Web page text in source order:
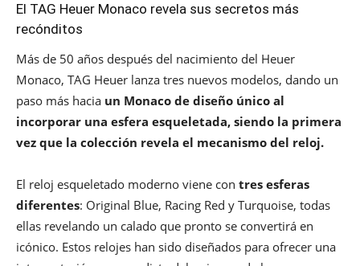
El TAG Heuer Monaco revela sus secretos más
recónditos
Más de 50 años después del nacimiento del Heuer
Monaco, TAG Heuer lanza tres nuevos modelos, dando un
paso más hacia un Monaco de diseño único al
incorporar una esfera esqueletada, siendo la primera
vez que la colección revela el mecanismo del reloj.
El reloj esqueletado moderno viene con tres esferas
diferentes: Original Blue, Racing Red y Turquoise, todas
ellas revelando un calado que pronto se convertirá en
icónico. Estos relojes han sido diseñados para ofrecer una